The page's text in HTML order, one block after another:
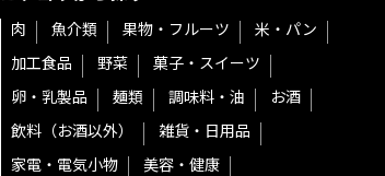
肉 魚介類 果物・フルーツ
米・パン
加工食品
野菜
菓子・スイーツ
卵・乳製品
麺類 調味料・油
お酒
飲料（お酒以外）
雑貨・日用品
家電・電気小物
美容・健康